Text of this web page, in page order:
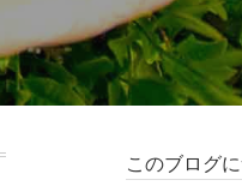
このブログ